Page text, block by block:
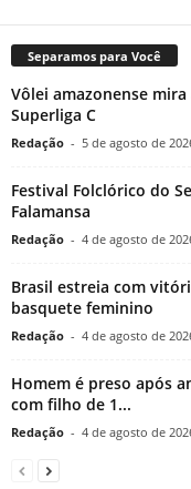
Separamos para Você
Vôlei amazonense
Superliga C
Redação - 5 de agosto de
Festival Folclórico do
Falamansa
Redação - 4 de agosto de
Brasil estreia com
basquete feminino
Redação - 4 de agosto de
Homem é preso após
com filho de 1...
Redação - 4 de agosto de